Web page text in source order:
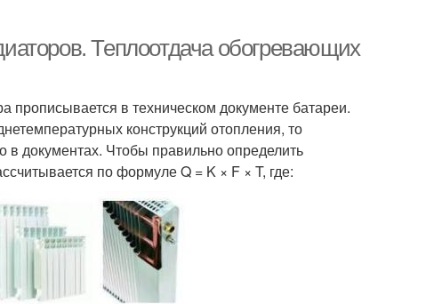
Теплоотдача обогревающих
прописывается в техническом документе батареи.
конструкций отопления, то
в документах. Чтобы правильно определить
по формуле Q = K × F × T, где: